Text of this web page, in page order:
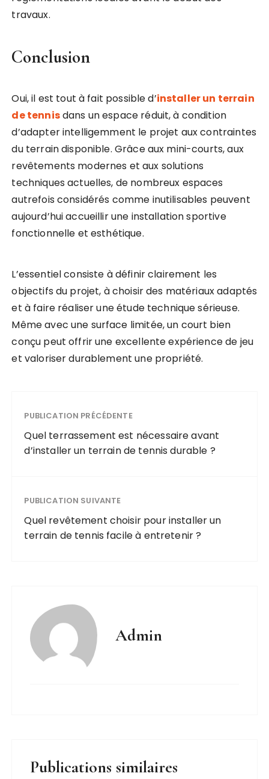
travaux.
Conclusion
Oui, il est tout à fait possible d’installer un terrain
de tennisdans un espace réduit, à condition
d’adapter intelligemment le projet aux contraintes
du terrain disponible. Grâce aux mini-courts, aux
revêtements modernes et aux solutions
techniques actuelles, de nombreux espaces
autrefois considérés comme inutilisables peuvent
aujourd’hui accueillir une installation sportive
fonctionnelle et esthétique.
L’essentiel consiste à définir clairement les
objectifs du projet, à choisir des matériaux adaptés
et à faire réaliser une étude technique sérieuse.
Même avec une surface limitée, un court bien
conçu peut offrir une excellente expérience de jeu
et valoriser durablement une propriété.
PUBLICATION PRÉCÉDENTE
Quel terrassement est nécessaire avant
d’installer un terrain de tennis durable ?
PUBLICATION SUIVANTE
Quel revêtement choisir pour installer un
terrain de tennis facile à entretenir ?
Admin
Publications similaires